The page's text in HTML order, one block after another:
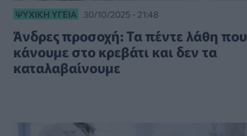
ΨΥΧΙΚΉ ΥΓΕΊΑ 30/10/2025 - 21:48
Άνδρες προσοχή: Τα πέντε λάθη που
κάνουμε στο κρεβάτι και δεν τα
καταλαβαίνουμε